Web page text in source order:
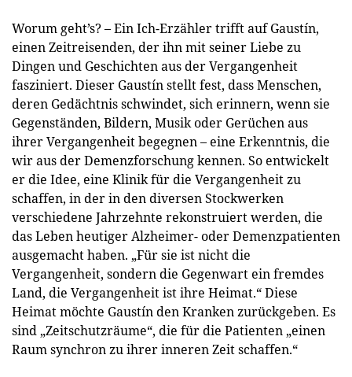
Worum geht’s? – Ein Ich-Erzähler trifft auf Gaustín,
einen Zeitreisenden, der ihn mit seiner Liebe zu
Dingen und Geschichten aus der Vergangenheit
fasziniert. Dieser Gaustín stellt fest, dass Menschen,
deren Gedächtnis schwindet, sich erinnern, wenn sie
Gegenständen, Bildern, Musik oder Gerüchen aus
ihrer Vergangenheit begegnen – eine Erkenntnis, die
wir aus der Demenzforschung kennen. So entwickelt
er die Idee, eine Klinik für die Vergangenheit zu
schaffen, in der in den diversen Stockwerken
verschiedene Jahrzehnte rekonstruiert werden, die
das Leben heutiger Alzheimer- oder Demenzpatienten
ausgemacht haben. „Für sie ist nicht die
Vergangenheit, sondern die Gegenwart ein fremdes
Land, die Vergangenheit ist ihre Heimat.“ Diese
Heimat möchte Gaustín den Kranken zurückgeben. Es
sind „Zeitschutzräume“, die für die Patienten „einen
Raum synchron zu ihrer inneren Zeit schaffen.“